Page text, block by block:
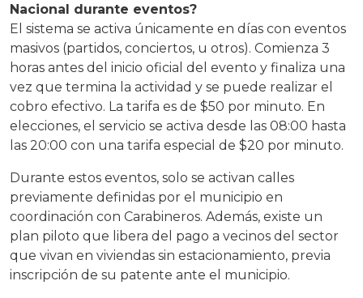
Nacional durante eventos?
El sistema se activa únicamente en días con eventos
masivos (partidos, conciertos, u otros). Comienza 3
horas antes del inicio oficial del evento y finaliza una
vez que termina la actividad y se puede realizar el
cobro efectivo. La tarifa es de $50 por minuto. En
elecciones, el servicio se activa desde las 08:00 hasta
las 20:00 con una tarifa especial de $20 por minuto.
Durante estos eventos, solo se activan calles
previamente definidas por el municipio en
coordinación con Carabineros. Además, existe un
plan piloto que libera del pago a vecinos del sector
que vivan en viviendas sin estacionamiento, previa
inscripción de su patente ante el municipio.